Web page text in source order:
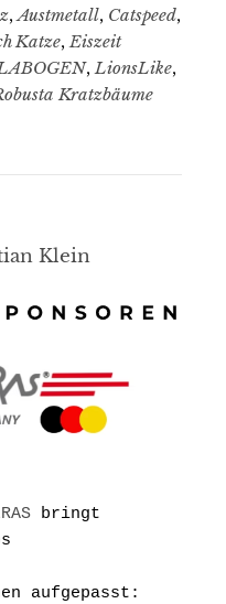
,Austmetall, Catspeed,
Katze,Eiszeit
,LionsLike,
Kratzbäume
Klein
bringt
aufgepasst: